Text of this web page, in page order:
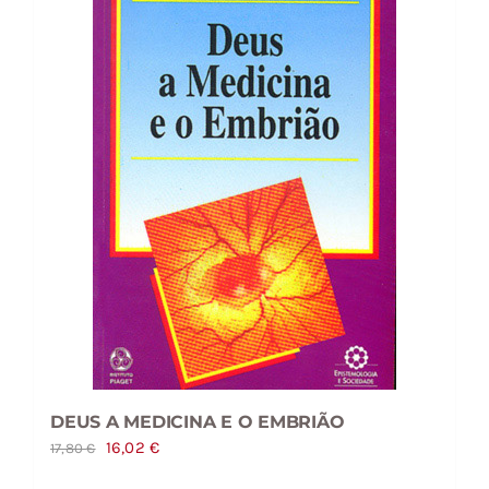
DEUS A MEDICINA E O EMBRIÃO
17,80€
O
16,02€O